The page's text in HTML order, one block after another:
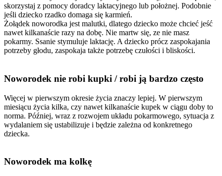
skorzystaj z pomocy doradcy laktacyjnego lub położnej. Podobnie
jeśli dziecko rzadko domaga się karmień.
Żołądek noworodka jest malutki, dlatego dziecko może chcieć jeść
nawet kilkanaście razy na dobę. Nie martw się, ze nie masz
pokarmy. Ssanie stymuluje laktację. A dziecko prócz zaspokajania
potrzeby głodu, zaspokaja także potrzebę czułości i bliskości.
Noworodek nie robi kupki / robi ją bardzo często
Więcej w pierwszym okresie życia znaczy lepiej. W pierwszym
miesiącu życia kilka, czy nawet kilkanaście kupek w ciągu doby to
norma. Później, wraz z rozwojem układu pokarmowego, sytuacja z
wydalaniem się ustabilizuje i będzie zależna od konkretnego
dziecka.
Noworodek ma kolkę